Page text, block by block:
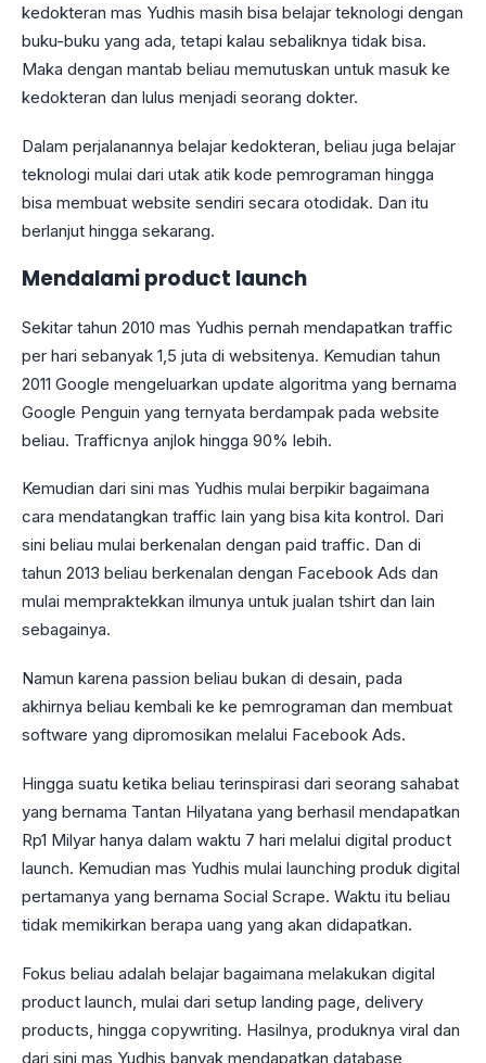
kedokteran mas Yudhis masih bisa belajar teknologi dengan
buku-buku yang ada, tetapi kalau sebaliknya tidak bisa.
Maka dengan mantab beliau memutuskan untuk masuk ke
kedokteran dan lulus menjadi seorang dokter.
Dalam perjalanannya belajar kedokteran, beliau juga belajar
teknologi mulai dari utak atik kode pemrograman hingga
bisa membuat website sendiri secara otodidak. Dan itu
berlanjut hingga sekarang.
Mendalami product launch
Sekitar tahun 2010 mas Yudhis pernah mendapatkan traffic
per hari sebanyak 1,5 juta di websitenya. Kemudian tahun
2011 Google mengeluarkan update algoritma yang bernama
Google Penguin yang ternyata berdampak pada website
beliau. Trafficnya anjlok hingga 90% lebih.
Kemudian dari sini mas Yudhis mulai berpikir bagaimana
cara mendatangkan traffic lain yang bisa kita kontrol. Dari
sini beliau mulai berkenalan dengan paid traffic. Dan di
tahun 2013 beliau berkenalan dengan Facebook Ads dan
mulai mempraktekkan ilmunya untuk jualan tshirt dan lain
sebagainya.
Namun karena passion beliau bukan di desain, pada
akhirnya beliau kembali ke ke pemrograman dan membuat
software yang dipromosikan melalui Facebook Ads.
Hingga suatu ketika beliau terinspirasi dari seorang sahabat
yang bernama Tantan Hilyatana yang berhasil mendapatkan
Rp1 Milyar hanya dalam waktu 7 hari melalui digital product
launch. Kemudian mas Yudhis mulai launching produk digital
pertamanya yang bernama Social Scrape. Waktu itu beliau
tidak memikirkan berapa uang yang akan didapatkan.
Fokus beliau adalah belajar bagaimana melakukan digital
product launch, mulai dari setup landing page, delivery
products, hingga copywriting. Hasilnya, produknya viral dan
dari sini mas Yudhis banyak mendapatkan database